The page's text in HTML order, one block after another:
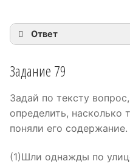
Ответ
Задание 79
Задай по тексту
определить, насколько
поняли его
(1)Шли однажды по